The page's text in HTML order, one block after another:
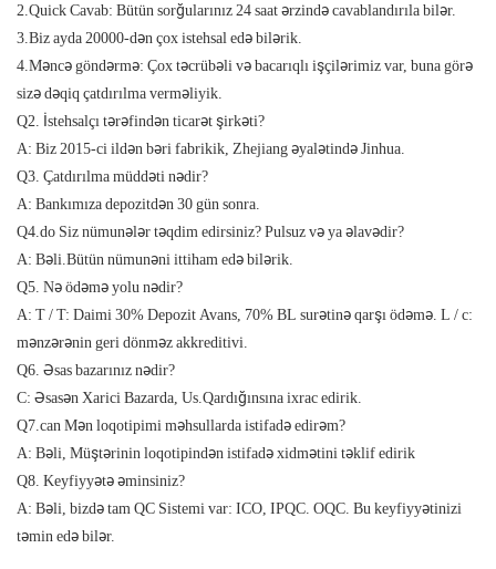
2.Quick Cavab: Bütün sorğularınız 24 saat ərzində cavablandırıla bilər.
3.Biz ayda 20000-dən çox istehsal edə bilərik.
4.Məncə göndərmə: Çox təcrübəli və bacarıqlı işçilərimiz var, buna görə
sizə dəqiq çatdırılma verməliyik.
Q2. İstehsalçı tərəfindən ticarət şirkəti?
A: Biz 2015-ci ildən bəri fabrikik, Zhejiang əyalətində Jinhua.
Q3. Çatdırılma müddəti nədir?
A: Bankımıza depozitdən 30 gün sonra.
Q4.do Siz nümunələr təqdim edirsiniz? Pulsuz və ya əlavədir?
A: Bəli.Bütün nümunəni ittiham edə bilərik.
Q5. Nə ödəmə yolu nədir?
A: T / T: Daimi 30% Depozit Avans, 70% BL surətinə qarşı ödəmə. L / c:
mənzərənin geri dönməz akkreditivi.
Q6. Əsas bazarınız nədir?
C: Əsasən Xarici Bazarda, Us.Qardığınsına ixrac edirik.
Q7.can Mən loqotipimi məhsullarda istifadə edirəm?
A: Bəli, Müştərinin loqotipindən istifadə xidmətini təklif edirik
Q8. Keyfiyyətə əminsiniz?
A: Bəli, bizdə tam QC Sistemi var: ICO, IPQC. OQC. Bu keyfiyyətinizi
təmin edə bilər.